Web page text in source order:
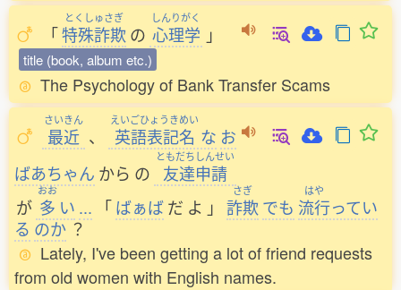
「
とくしゅさぎ
特殊詐欺 の
しんりがく
心理学 」
title (book, album etc.)
The Psychology of Bank Transfer Scams
さいきん
最近 、
えいごひょうきめい
英語表記名 な お
ばあちゃん から の
ともだちしんせい
友達申請
が
おお
多 い ... 「ばぁばだ よ 」
さぎ
詐欺 でも
はや
流行ってい
る のか ？
Lately, I've been getting a lot of friend requests
from old women with English names.